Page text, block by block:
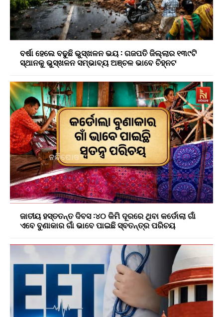
ବର୍ଷା ହେଲେ ବଢୁଛି ଭୁସ୍ଖଳନ ଭୟ : ଗଜପତି ଜିଲ୍ଲାର ୧୩୯ଟି
ସ୍ଥାନକୁ ଭୁସ୍ଖଳନ ସମ୍ଭାବ୍ୟ ଅଞ୍ଚଳ ଭାବେ ଚିହ୍ନଟ
ଜାତୀୟ ହସ୍ତତନ୍ତ ଦିବସ :୪୦ କିମି ଦୂରରେ ଥିବା କର୍ଡୋଲା ଗାଁ
ଏବେ ବୁଣାକାର ଗାଁ ଭାବେ ପାଇଛି ସ୍ବତନ୍ତ୍ର ପରିଚୟ